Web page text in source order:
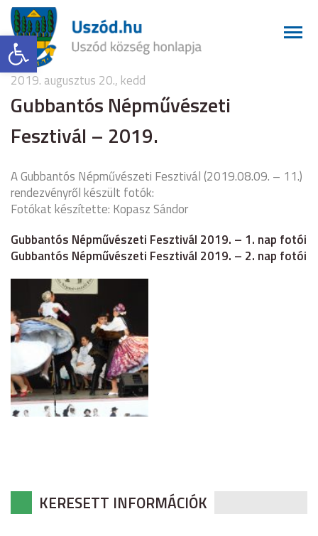
Eszköztár megnyitása
2019. augusztus 20., kedd
Gubbantós Népművészeti
Fesztivál – 2019.
A Gubbantós Népművészeti Fesztivál (2019.08.09. – 11.)
rendezvényről készült fotók:
Fotókat készítette: Kopasz Sándor
Gubbantós Népművészeti Fesztivál 2019. – 1. nap fotói
Gubbantós Népművészeti Fesztivál 2019. – 2. nap fotói
KERESETT INFORMÁCIÓK